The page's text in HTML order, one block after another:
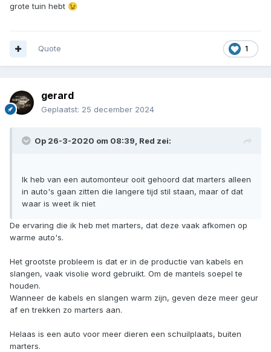
grote tuin hebt 😉
1
Quote
gerard
Geplaatst: 25 december 2024
Op 26-3-2020 om 08:39, Red zei:
Ik heb van een automonteur ooit gehoord dat marters alleen
in auto's gaan zitten die langere tijd stil staan, maar of dat
waar is weet ik niet
De ervaring die ik heb met marters, dat deze vaak afkomen op
warme auto's.
Het grootste probleem is dat er in de productie van kabels en
slangen, vaak visolie word gebruikt. Om de mantels soepel te
houden.
Wanneer de kabels en slangen warm zijn, geven deze meer geur
af en trekken zo marters aan.
Helaas is een auto voor meer dieren een schuilplaats, buiten
marters.